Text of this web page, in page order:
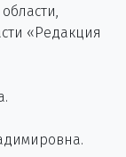
«Редакция